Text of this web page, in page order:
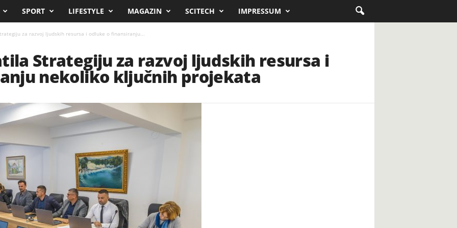
SPORT LIFESTYLE MAGAZIN SCITECH IMPRESSUM
za razvoj ljudskih resursa i odluke o finansiranju...
Strategiju za razvoj ljudskih resursa i
nekoliko ključnih projekata